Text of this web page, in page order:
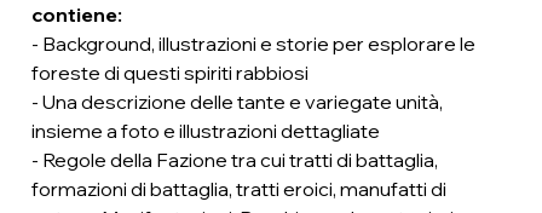
contiene:
- Background, illustrazioni e storie per esplorare le
foreste di questi spiriti rabbiosi
- Una descrizione delle tante e variegate unità,
insieme a foto e illustrazioni dettagliate
- Regole della Fazione tra cui tratti di battaglia,
formazioni di battaglia, tratti eroici, manufatti di